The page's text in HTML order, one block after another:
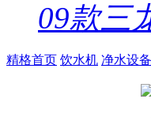
09款三
精格首页 饮水机 净水设备